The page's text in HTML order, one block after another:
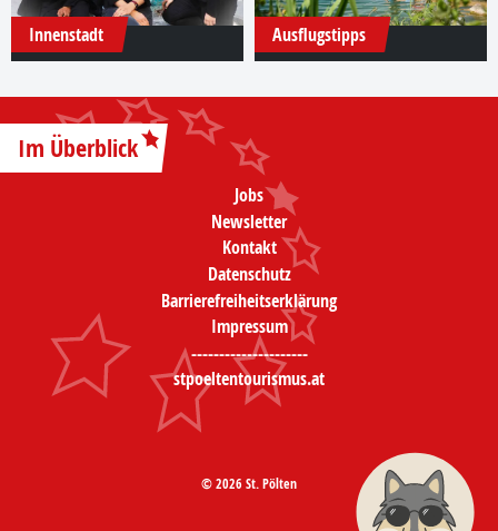
Innenstadt Ausflugstipps
Im Überblick
Jobs
Newsletter
Kontakt
Datenschutz
Barrierefreiheitserklärung
Impressum
---------------------
stpoeltentourismus.at
© 2026 St. Pölten